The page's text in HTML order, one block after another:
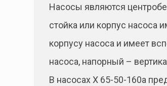
Насосы являются
стойка или корпус насоса
корпусу насоса и имеет
насоса, напорный –
В насосах Х 65-50-160а